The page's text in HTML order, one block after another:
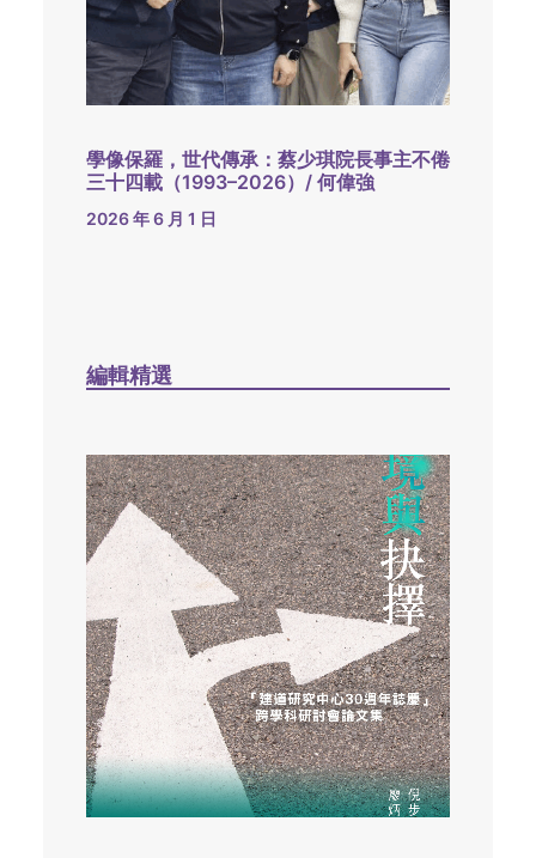
學像保羅，世代傳承：蔡少琪院長事主不倦
三十四載（1993–2026）/ 何偉強
2026 年 6 月 1 日
編輯精選